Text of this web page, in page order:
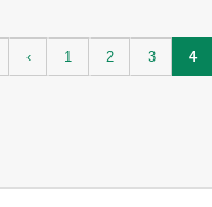
‹ 1 2 3 4